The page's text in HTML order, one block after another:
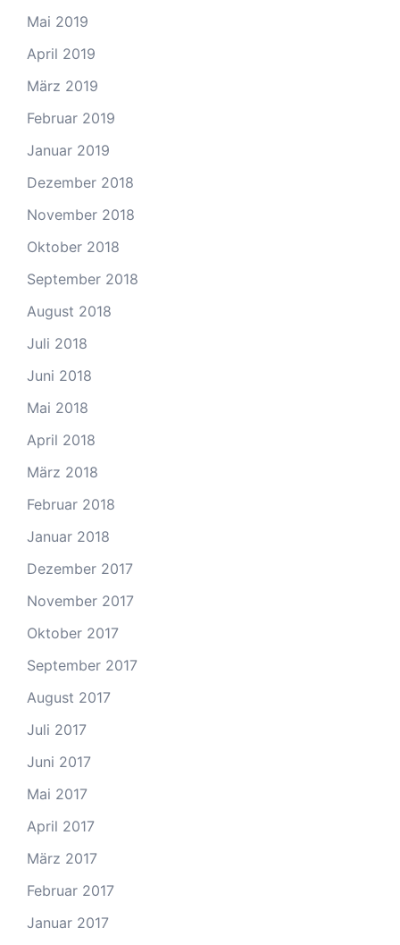
Mai 2019
April 2019
März 2019
Februar 2019
Januar 2019
Dezember 2018
November 2018
Oktober 2018
September 2018
August 2018
Juli 2018
Juni 2018
Mai 2018
April 2018
März 2018
Februar 2018
Januar 2018
Dezember 2017
November 2017
Oktober 2017
September 2017
August 2017
Juli 2017
Juni 2017
Mai 2017
April 2017
März 2017
Februar 2017
Januar 2017